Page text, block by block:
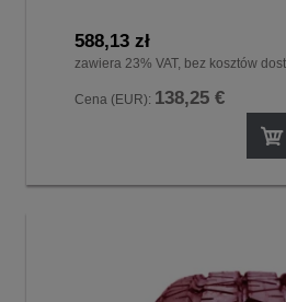
588,13 zł
zawiera 23% VAT, bez kosztów
Cena (EUR): 138,25 €